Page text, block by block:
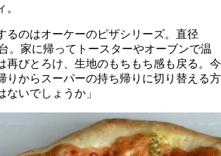
るのはオーケーのピザシリーズ。直径
。家に帰ってトースターやオーブンで温
再びとろけ、生地のもちもち感も戻る。今
りからスーパーの持ち帰りに切り替える方
ないでしょうか」